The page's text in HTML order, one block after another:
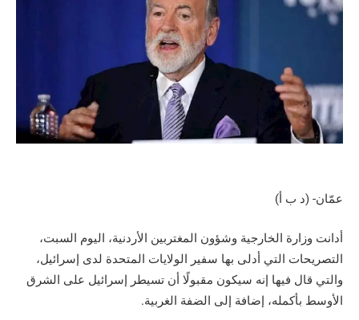
عمّان- (د ب أ)
أدانت وزارة الخارجية وشؤون المغتربين الأردنية، اليوم السبت،
التصريحات التي أدلى بها سفير الولايات المتحدة لدى إسرائيل،
والتي قال فيها إنه سيكون مقبولًا أن تسيطر إسرائيل على الشرق
الأوسط بأكمله، إضافة إلى الضفة الغربية.